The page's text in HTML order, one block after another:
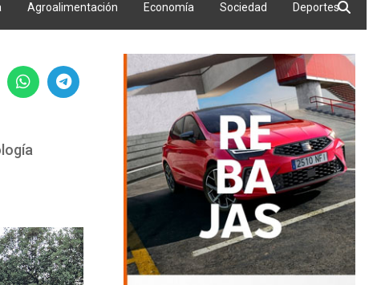
Agroalimentación Economía Sociedad Deportes